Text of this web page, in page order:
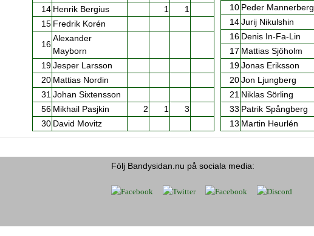
14 Henrik Bergius 1
1
15 Fredrik Korén
16
Alexander
Mayborn
19Jesper Larsson
20 Mattias Nordin
31 Johan Sixtensson
56 Mikhail Pasjkin 2 1
3
30 David Movitz
10 Peder Mannerberg
14Jurij Nikulshin
16 Denis In-Fa-Lin
17 Mattias Sjöholm
19Jonas Eriksson
20Jon Ljungberg
21 Niklas Sörling
33 Patrik Spångberg
13 Martin Heurlén
Följ Bandysidan.nu på sociala media: